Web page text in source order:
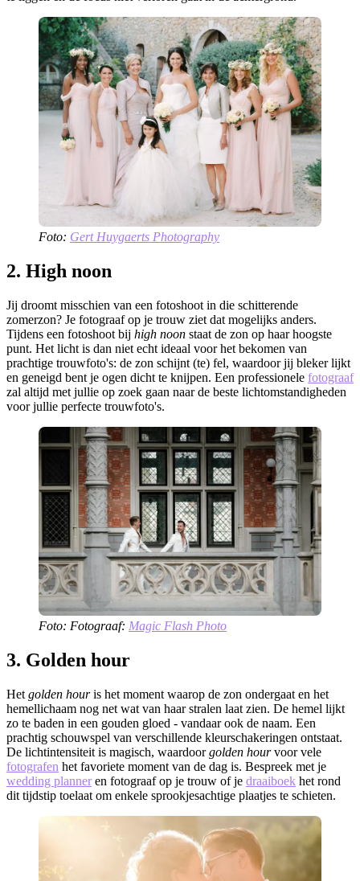
Foto: Gert Huygaerts Photography
2. High noon
Jij droomt misschien van een fotoshoot in die schitterende
zomerzon? Je fotograaf op je trouw ziet dat mogelijks anders.
Tijdens een fotoshoot bij high noon staat de zon op haar hoogste
punt. Het licht is dan niet echt ideaal voor het bekomen van
prachtige trouwfoto's: de zon schijnt (te) fel, waardoor jij bleker lijkt
en geneigd bent je ogen dicht te knijpen. Een professionele fotograaf
zal altijd met jullie op zoek gaan naar de beste lichtomstandigheden
voor jullie perfecte trouwfoto's.
Foto: Fotograaf: Magic Flash Photo
3. Golden hour
Het golden houris het moment waarop de zon ondergaat en het
hemellichaam nog net wat van haar stralen laat zien. De hemel lijkt
zo te baden in een gouden gloed - vandaar ook de naam. Een
prachtig schouwspel van verschillende kleurschakeringen ontstaat.
De lichtintensiteit is magisch, waardoorgolden hourvoor vele
fotografen het favoriete moment van de dag is. Bespreek met je
wedding planneren fotograaf op je trouw of je draaiboek het rond
dit tijdstip toelaat om enkele sprookjesachtige plaatjes te schieten.